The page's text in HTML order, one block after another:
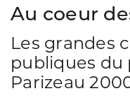
Au coeur
Les grandes
publiques du
Parizeau